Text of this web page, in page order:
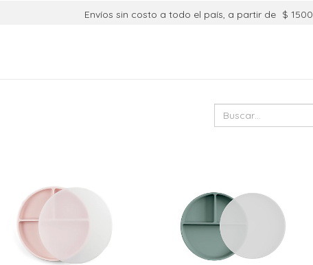
Envíos sin costo a todo el país, a partir de $ 1500